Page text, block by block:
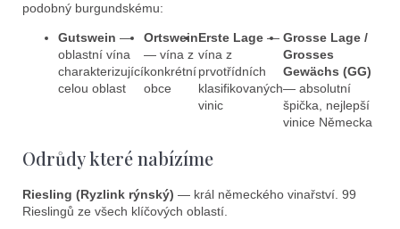
podobný burgundskému:
Gutswein —
oblastní vína
charakterizující
celou oblast
Ortswein
— vína z
konkrétní
obce
Erste Lage —
vína z
prvotřídních
klasifikovaných
vinic
Grosse Lage /
Grosses
Gewächs (GG)
— absolutní
špička, nejlepší
vinice Německa
Odrůdy které nabízíme
Riesling (Ryzlink rýnský) — král německého vinařství. 99
Rieslingů ze všech klíčových oblastí.